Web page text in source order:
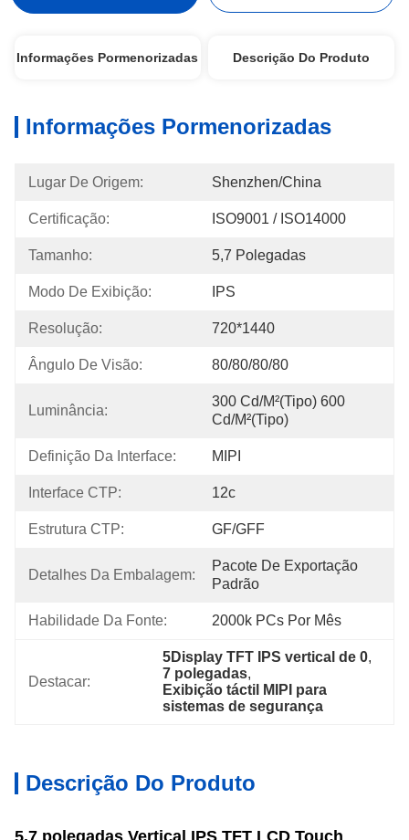
Informações Pormenorizadas Descrição Do Produto
Informações Pormenorizadas
Lugar De Origem: Shenzhen/China
Certificação: ISO9001 / ISO14000
Tamanho: 5,7 Polegadas
Modo De Exibição: IPS
Resolução: 720*1440
Ângulo De Visão: 80/80/80/80
Luminância:
300 Cd/m²(Tipo) 600
Cd/m²(Tipo)
Definição Da Interface: MIPI
Interface CTP: 12c
Estrutura CTP: GF/GFF
Detalhes Da Embalagem:
Pacote De Exportação
Padrão
Habilidade Da Fonte: 2000k PCs Por Mês
Destacar:
5Display TFT IPS vertical de 0,
7 polegadas,
Exibição táctil MIPI para
sistemas de segurança
Descrição Do Produto
5.7 polegadas Vertical IPS TFT LCD Touch